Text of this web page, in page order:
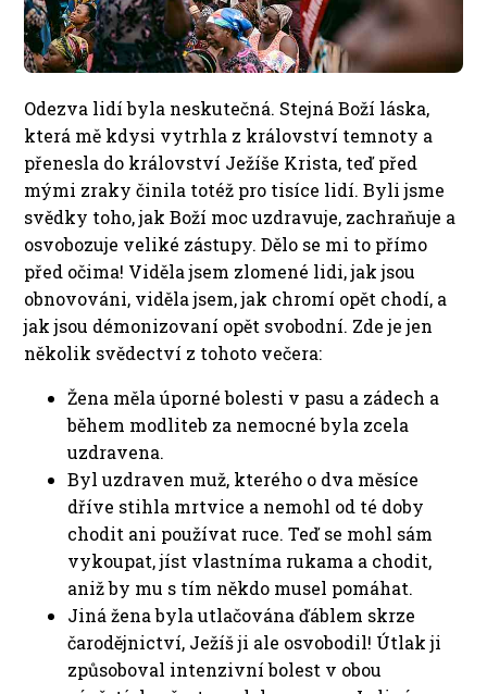
Odezva lidí byla neskutečná. Stejná Boží láska,
která mě kdysi vytrhla z království temnoty a
přenesla do království Ježíše Krista, teď před
mými zraky činila totéž pro tisíce lidí. Byli jsme
svědky toho, jak Boží moc uzdravuje, zachraňuje a
osvobozuje veliké zástupy. Dělo se mi to přímo
před očima! Viděla jsem zlomené lidi, jak jsou
obnovováni, viděla jsem, jak chromí opět chodí, a
jak jsou démonizovaní opět svobodní. Zde je jen
několik svědectví z tohoto večera:
Žena měla úporné bolesti v pasu a zádech a
během modliteb za nemocné byla zcela
uzdravena.
Byl uzdraven muž, kterého o dva měsíce
dříve stihla mrtvice a nemohl od té doby
chodit ani používat ruce. Teď se mohl sám
vykoupat, jíst vlastníma rukama a chodit,
aniž by mu s tím někdo musel pomáhat.
Jiná žena byla utlačována ďáblem skrze
čarodějnictví, Ježíš ji ale osvobodil! Útlak ji
způsoboval intenzivní bolest v obou